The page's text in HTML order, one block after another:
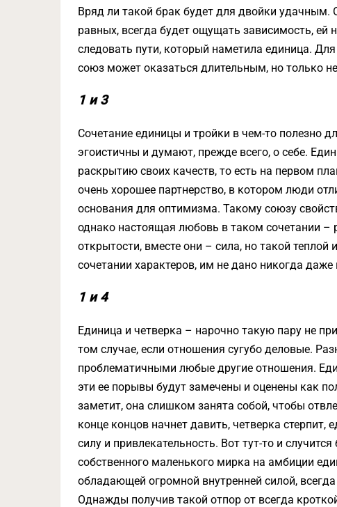
Вряд ли такой брак будет для двойки удачным.
равных, всегда будет ощущать зависимость, ей
следовать пути, который наметила единица.
союз может оказаться длительным, но только
1 и 3
Сочетание единицы и тройки в чем-то полезно
эгоистичны и думают, прежде всего, о себе.
раскрытию своих качеств, то есть на первом
очень хорошее партнерство, в котором люди
основания для оптимизма. Такому союзу
однако настоящая любовь в таком сочетании –
открытости, вместе они – сила, но такой
сочетании характеров, им не дано никогда даже
1 и 4
Единица и четверка – нарочно такую пару не
том случае, если отношения сугубо деловые.
проблематичными любые другие отношения.
эти ее порывы будут замечены и оценены как
заметит, она слишком занята собой, чтобы
конце концов начнет давить, четверка
силу и привлекательность. Вот тут-то и
собственного маленького мирка на амбиции
обладающей огромной внутренней силой,
Однажды получив такой отпор от всегда